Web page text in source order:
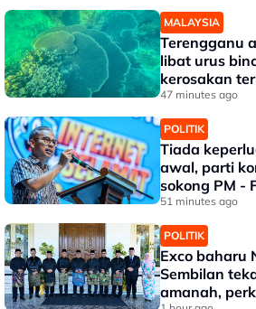
MALAYSIA
Terengganu
libat urus
kerosakan
di Pulau
47 minutes ago
POLITIK
Tiada
awal, parti
sokong PM -
51 minutes ago
POLITIK
Exco baharu
Sembilan
amanah,